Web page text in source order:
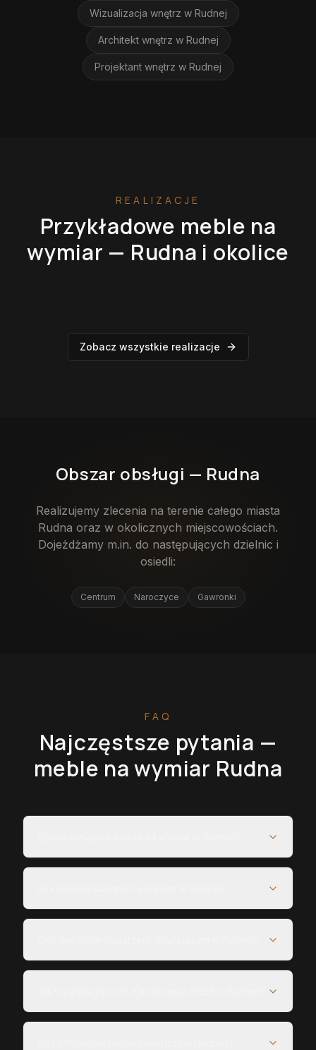
Wizualizacja wnętrz w Rudnej
Architekt wnętrz w Rudnej
Projektant wnętrz w Rudnej
REALIZACJE
Przykładowe meble na
wymiar — Rudna i okolice
Zobacz wszystkie realizacje
Obszar obsługi — Rudna
Realizujemy zlecenia na terenie całego miasta
Rudna oraz w okolicznych miejscowościach.
Dojeżdżamy m.in. do następujących dzielnic i
osiedli:
Centrum Naroczyce Gawronki
FAQ
Najczęstsze pytania —
meble na wymiar Rudna